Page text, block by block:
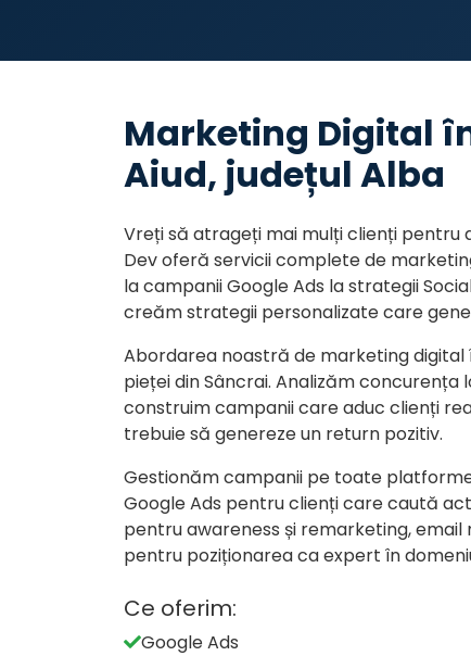
Marketing Digital
Aiud, județul Alba
Vreți să atrageți mai mulți clienți pentru
Dev oferă servicii complete de
la campanii Google Ads la strategii
creăm strategii personalizate care
Abordarea noastră de marketing
pieței din Sâncrai. Analizăm
construim campanii care aduc clienți
trebuie să genereze un return pozitiv.
Gestionăm campanii pe toate
Google Ads pentru clienți care caută
pentru awareness și remarketing,
pentru poziționarea ca expert în
Ce oferim:
Google Ads